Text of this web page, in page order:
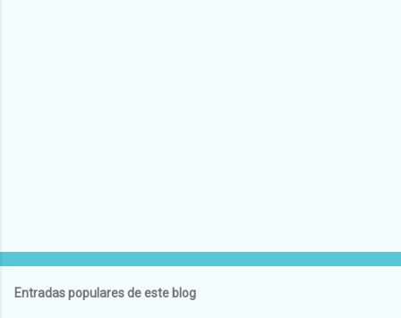
Entradas populares de este blog